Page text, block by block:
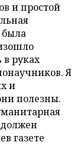
и простой
была
руках
Я
и
полезны.
должен
газете